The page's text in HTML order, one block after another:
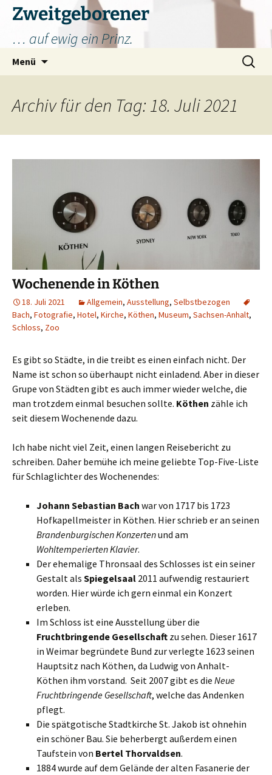
Zum
Inhalt
springen
Zweitgeborener
… auf ewig ein Prinz.
Menü
Suchen
nach:
Archiv für den Tag: 18. Juli 2021
Wochenende in Köthen
18. Juli 2021 Allgemein, Ausstellung, Selbstbezogen
Bach, Fotografie, Hotel, Kirche, Köthen, Museum, Sachsen-Anhalt,
Schloss, Zoo
Es gibt so Städte, in die treibt es einen einfach nicht. Der
Name ist schon so überhaupt nicht einladend. Aber in dieser
Grupe von Städten gibt es auch immer wieder welche, die
man trotzdem einmal besuchen sollte. Köthen zähle ich
seit diesem Wochenende dazu.
Ich habe nicht viel Zeit, einen langen Reisebericht zu
schreiben. Daher bemühe ich meine geliebte Top-Five-Liste
für Schlaglichter des Wochenendes:
Johann Sebastian Bach war von 1717 bis 1723
Hofkapellmeister in Köthen. Hier schrieb er an seinen
Brandenburgischen Konzertenund am
Wohltemperierten Klavier.
Der ehemalige Thronsaal des Schlosses ist ein seiner
Gestalt als Spiegelsaal 2011 aufwendig restauriert
worden. Hier würde ich gern einmal ein Konzert
erleben.
Im Schloss ist eine Ausstellung über die
Fruchtbringende Gesellschaft zu sehen. Dieser 1617
in Weimar begründete Bund zur verlegte 1623 seinen
Hauptsitz nach Köthen, da Ludwig von Anhalt-
Köthen ihm vorstand. Seit 2007 gibt es die Neue
Fruchtbringende Gesellschaft, welche das Andenken
pflegt.
Die spätgotische Stadtkirche St. Jakob ist ohnehin
ein schöner Bau. Sie beherbergt außerdem einen
Taufstein von Bertel Thorvaldsen.
1884 wurde auf dem Gelände der alten Fasanerie der